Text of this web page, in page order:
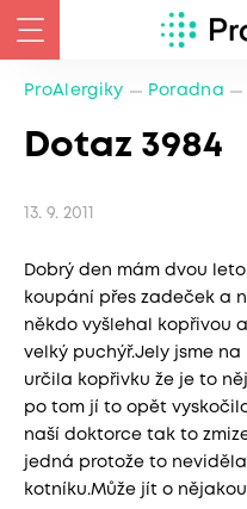
ProAlergiky Poradna
Dotaz 3984
13. 9. 2011
Dobrý den mám dvou
koupání přes zadeček a
někdo vyšlehal kopřivou
velký puchýř.Jely jsme
určila kopřivku že je to
po tom jí to opět
naší doktorce tak to
jedná protože to
kotníku.Může jít o